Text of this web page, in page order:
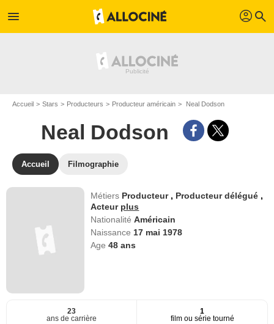
menu profil search
Accueil Stars Producteurs Producteur américain Neal Dodson
Neal Dodson
Accueil Filmographie
Métiers Producteur , Producteur délégué ,
Acteur plus
NationalitéAméricain
Naissance 17 mai 1978
Age48 ans
23
ans de carrière
1
film ou série tourné